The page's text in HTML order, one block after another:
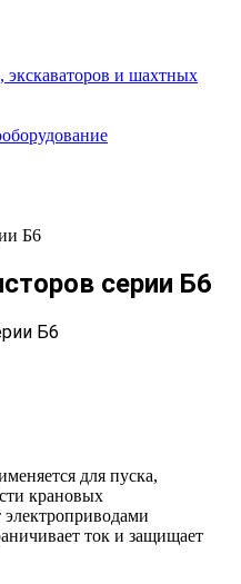
экскаваторов и шахтных
Б6
серии Б6
Б6
для пуска,
крановых
электроприводами
ток и защищает